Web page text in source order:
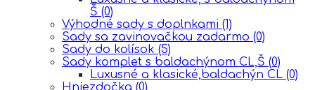
Š (0)
Výhodné sady s doplnkami (1)
Sady sa zavinovačkou zadarmo (0)
Sady do kolísok (5)
Sady komplet s baldachýnom CL,Š (0)
Luxusné a klasické,baldachýn CL (0)
Hniezdočka (0)